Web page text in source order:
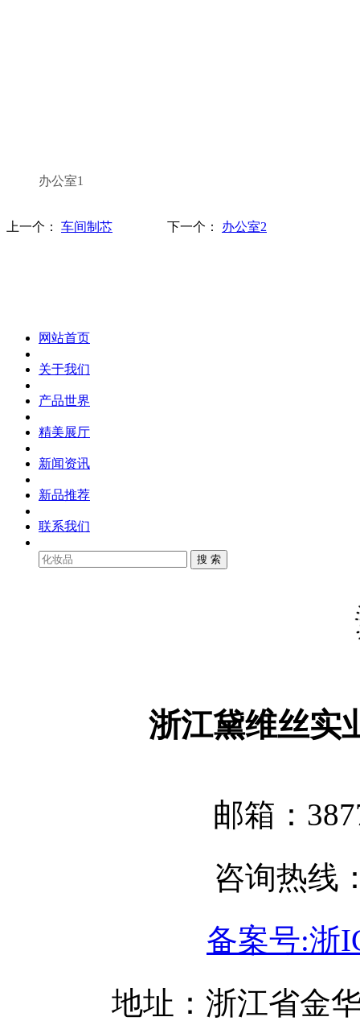
办公室1
上一个： 车间制芯 下一个： 办公室2
网站首页
关于我们
产品世界
精美展厅
新闻资讯
新品推荐
联系我们
浙江黛维丝实
邮箱：
咨询热线
备案号:浙
地址：浙江省金